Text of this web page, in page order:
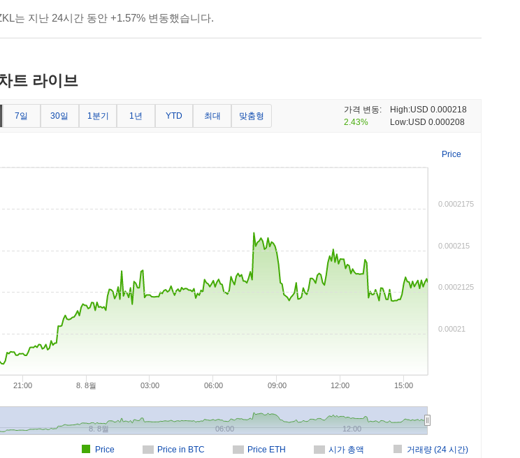
는 지난 24시간 동안 +1.57% 변동했습니다.
트 라이브
7일 30일 1분기 1년 YTD 최대 맞춤형
가격 변동:
2.43%
High:USD 0.000218
Low:USD 0.000208
Price
Price in BTC Price ETH 시가 총액 거래량 (24 시간)
Price
21:00 8. 8월 03:00 06:00 09:00 12:00 15:00
8. 8월 06:00 12:00
0.00021
0.0002125
0.000215
0.0002175